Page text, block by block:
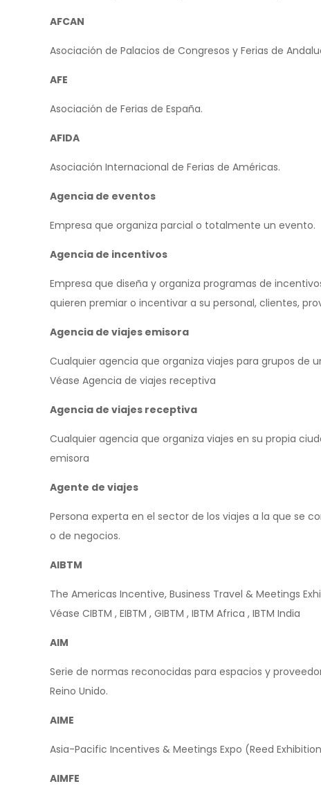
AFCAN
Asociación de Palacios de Congresos y Ferias de
AFE
Asociación de Ferias de España.
AFIDA
Asociación Internacional de Ferias de Américas.
Agencia de eventos
Empresa que organiza parcial o totalmente un evento.
Agencia de incentivos
Empresa que diseña y organiza programas de
quieren premiar o incentivar a su personal, clientes,
Agencia de viajes emisora
Cualquier agencia que organiza viajes para grupos de
Véase Agencia de viajes receptiva
Agencia de viajes receptiva
Cualquier agencia que organiza viajes en su propia
emisora
Agente de viajes
Persona experta en el sector de los viajes a la que se
o de negocios.
AIBTM
The Americas Incentive, Business Travel & Meetings
Véase CIBTM , EIBTM , GIBTM , IBTM Africa , IBTM India
AIM
Serie de normas reconocidas para espacios y
Reino Unido.
AIME
Asia-Pacific Incentives & Meetings Expo (Reed
AIMFE